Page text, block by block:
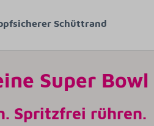
Schüttrand
Super Bowl
Spritzfrei rühren.